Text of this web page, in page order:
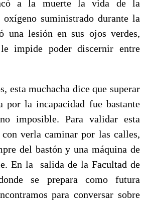
a la muerte la vida de la
oxígeno suministrado durante la
una lesión en sus ojos verdes,
impide poder discernir entre
esta muchacha dice que superar
por la incapacidad fue bastante
imposible. Para validar esta
verla caminar por las calles,
del bastón y una máquina de
En la salida de la Facultad de
se prepara como futura
para conversar sobre